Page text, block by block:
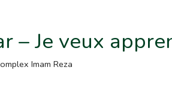
– Je veux
Imam Reza